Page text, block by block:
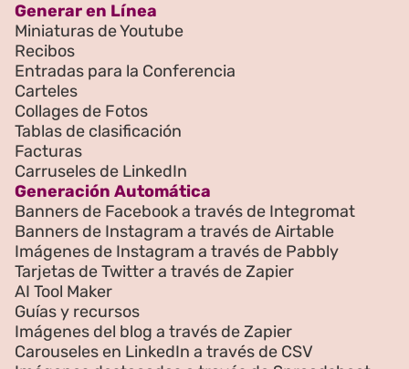
Generar en Línea
Miniaturas de Youtube
Recibos
Entradas para la Conferencia
Carteles
Collages de Fotos
Tablas de clasificación
Facturas
Carruseles de LinkedIn
Generación Automática
Banners de Facebook a través de Integromat
Banners de Instagram a través de Airtable
Imágenes de Instagram a través de Pabbly
Tarjetas de Twitter a través de Zapier
AI Tool Maker
Guías y recursos
Imágenes del blog a través de Zapier
Carouseles en LinkedIn a través de CSV